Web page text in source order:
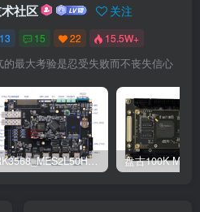
社区 关注
15 22 15.5W+
的最大考验是忍受失败而不丧失信心
RK3568_MES2L50H/MES2L100H(FPGA+ARM)硬件使用手册